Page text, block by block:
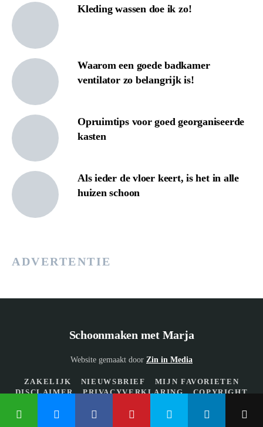
Kleding wassen doe ik zo!
Waarom een goede badkamer
ventilator zo belangrijk is!
Opruimtips voor goed georganiseerde
kasten
Als ieder de vloer keert, is het in alle
huizen schoon
ADVERTENTIE
ZAKELIJK NIEUWSBRIEF
MIJN FAVORIETEN
DISCLAIMER
PRIVACYVERKLARING
COPYRIGHT
Schoonmaken met Marja
Website gemaakt door Zin in Media